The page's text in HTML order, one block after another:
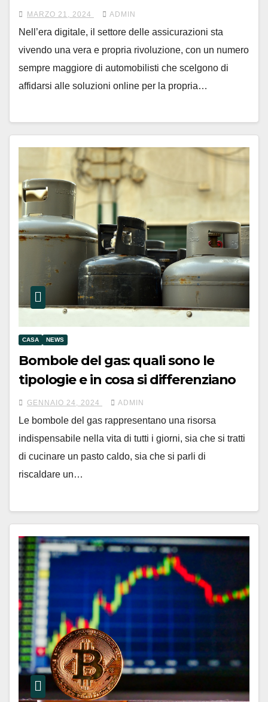
MARZO 21, 2024 ADMIN
Nell’era digitale, il settore delle assicurazioni sta
vivendo una vera e propria rivoluzione, con un numero
sempre maggiore di automobilisti che scelgono di
affidarsi alle soluzioni online per la propria…
CASA NEWS
Bombole del gas: quali sono le
tipologie e in cosa si differenziano
GENNAIO 24, 2024 ADMIN
Le bombole del gas rappresentano una risorsa
indispensabile nella vita di tutti i giorni, sia che si tratti
di cucinare un pasto caldo, sia che si parli di
riscaldare un…